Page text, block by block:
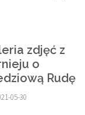
zdjęć z
o
Rudę
05-30